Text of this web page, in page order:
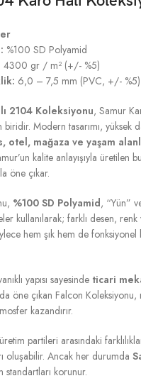
%100 SD Polyamid
4300 gr / m² (+/- %5)
6,0 – 7,5 mm (PVC, +/- %5)
2104 Koleksiyonu, Samur
Modern tasarımı, yüksek
otel, mağaza ve yaşam
kalite anlayışıyla üretilen
öne çıkar.
%100 SD Polyamid, “Yün”
kullanılarak; farklı desen,
hem şık hem de
yapısı sayesinde ticari
öne çıkan Falcon
kazandırır.
partileri arasındaki
oluşabilir. Ancak her durumda
standartları korunur.